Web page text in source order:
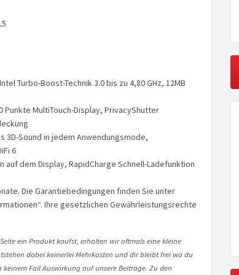
Turbo-Boost-Technik 3.0 bis zu 4,80 GHz, 12MB
Punkte MultiTouch-Display, PrivacyShutter
3D-Sound in jedem Anwendungsmode,
6
auf dem Display, RapidCharge Schnell-Ladefunktion
Die Garantiebedingungen finden Sie unter
Ihre gesetzlichen Gewährleistungsrechte
ein Produkt kaufst, erhalten wir oftmals eine kleine
dabei keinerlei Mehrkosten und dir bleibt frei wo du
Fall Auswirkung auf unsere Beiträge. Zu den